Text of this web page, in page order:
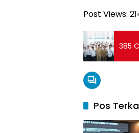
Post Views:
385
Pos